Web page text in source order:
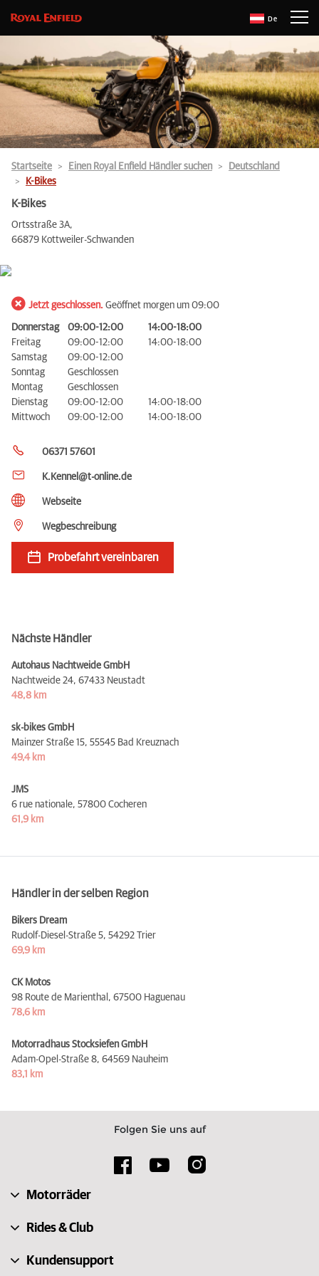
De
Startseite Einen Royal Enfield Händler suchen
Deutschland
K-Bikes
K-Bikes
Ortsstraße 3A,
66879 Kottweiler-Schwanden
Jetzt geschlossen. Geöffnet morgen um 09:00
Donnerstag 09:00-12:00
14:00-18:00
Freitag
09:00-12:00
14:00-18:00
Samstag
09:00-12:00
Sonntag
Geschlossen
Montag
Geschlossen
Dienstag
09:00-12:00
14:00-18:00
Mittwoch
09:00-12:00 14:00-18:00
06371 57601
K.Kennel@t-online.de
Webseite
Wegbeschreibung
Probefahrt vereinbaren
Nächste Händler
Autohaus Nachtweide GmbH
Nachtweide 24, 67433 Neustadt
48,8 km
sk-bikes GmbH
Mainzer Straße 15, 55545 Bad Kreuznach
49,4 km
JMS
6 rue nationale, 57800 Cocheren
61,9 km
Händler in der selben Region
Bikers Dream
Rudolf-Diesel-Straße 5, 54292 Trier
69,9 km
CK Motos
98 Route de Marienthal, 67500 Haguenau
78,6 km
Motorradhaus Stocksiefen GmbH
Adam-Opel-Straße 8, 64569 Nauheim
83,1 km
Folgen Sie uns auf
Motorräder
Rides & Club
Kundensupport